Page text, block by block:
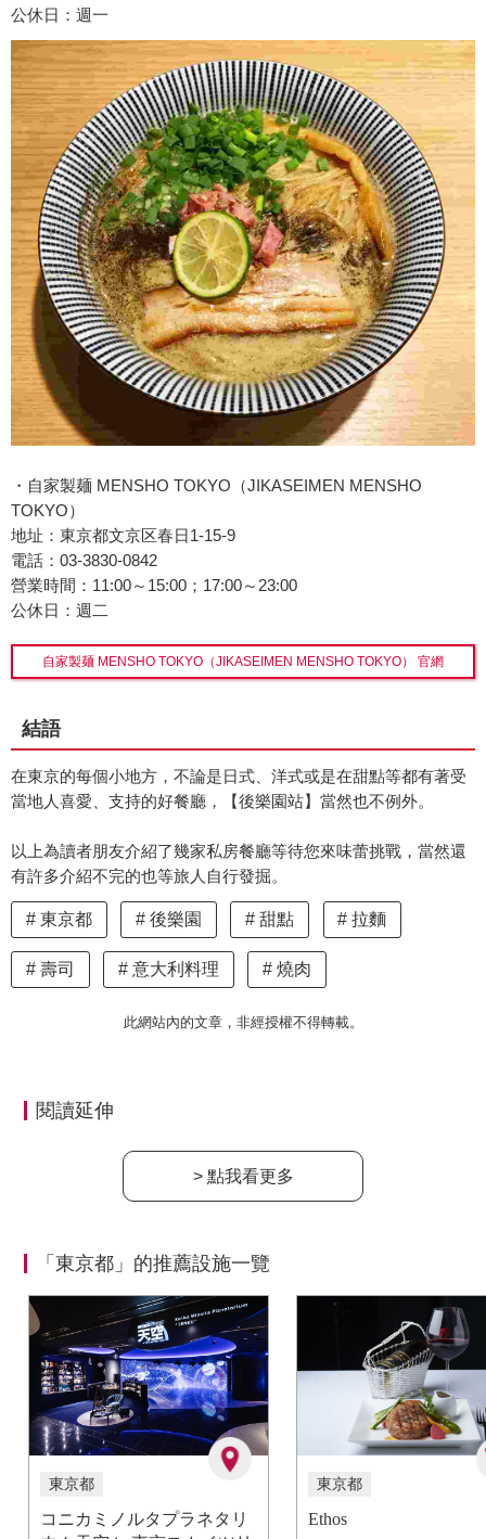
公休日：週一
・自家製麺 MENSHO TOKYO（JIKASEIMEN MENSHO
TOKYO）
地址：東京都文京区春日1-15-9
電話：03-3830-0842
營業時間：11:00～15:00；17:00～23:00
公休日：週二
自家製麺 MENSHO TOKYO（JIKASEIMEN MENSHO TOKYO） 官網
結語
在東京的每個小地方，不論是日式、洋式或是在甜點等都有著受
當地人喜愛、支持的好餐廳，【後樂園站】當然也不例外。
以上為讀者朋友介紹了幾家私房餐廳等待您來味蕾挑戰，當然還
有許多介紹不完的也等旅人自行發掘。
東京都 後樂園 甜點 拉麵
壽司 意大利料理 燒肉
此網站內的文章，非經授權不得轉載。
閱讀延伸
> 點我看更多
「東京都」的推薦設施一覽
東京都
コニカミノルタプラネタリ
東京都
Ethos